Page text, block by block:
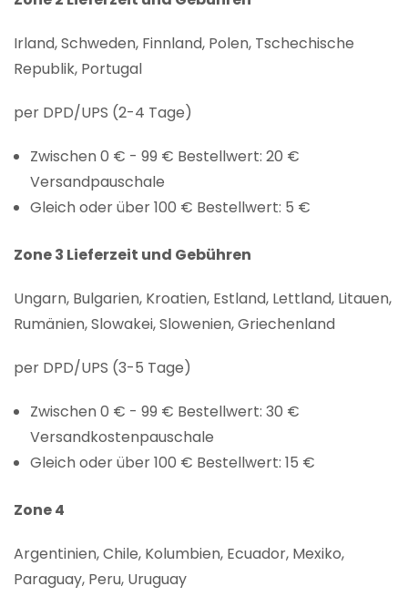
Irland, Schweden, Finnland, Polen, Tschechische
Republik, Portugal
per DPD/UPS (2-4 Tage)
Zwischen 0 € - 99 € Bestellwert: 20 €
Versandpauschale
Gleich oder über 100 € Bestellwert: 5 €
Zone 3 Lieferzeit und Gebühren
Ungarn, Bulgarien, Kroatien, Estland, Lettland, Litauen,
Rumänien, Slowakei, Slowenien, Griechenland
per DPD/UPS (3-5 Tage)
Zwischen 0 € - 99 € Bestellwert: 30 €
Versandkostenpauschale
Gleich oder über 100 € Bestellwert: 15 €
Zone 4
Argentinien, Chile, Kolumbien, Ecuador, Mexiko,
Paraguay, Peru, Uruguay